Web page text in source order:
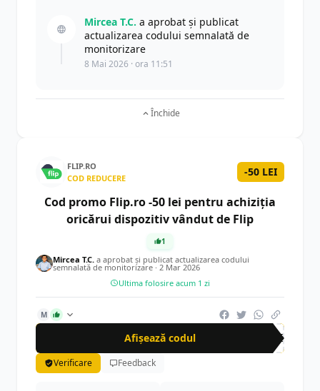
Mircea T.C. a aprobat și publicat
actualizarea codului semnalată de
monitorizare
8 Mai 2026 · ora 11:51
Închide
FLIP.RO
COD REDUCERE
-50 LEI
Cod promo Flip.ro -50 lei pentru achiziția
oricărui dispozitiv vândut de Flip
1
Mircea T.C. a aprobat și publicat actualizarea codului
semnalată de monitorizare · 2 Mar 2026
Ultima folosire acum 1 zi
M
Afișează codul FLI
Verificare Feedback